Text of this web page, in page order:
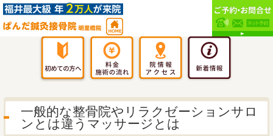
一般的な整骨院やリラクゼーションサロ
ンとは違うマッサージとは